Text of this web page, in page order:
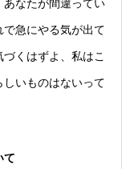
なたが間違ってい
急にやる気が出て
くはずよ、私はこ
いものはないって
て